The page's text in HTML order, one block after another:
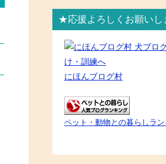
★応援よろしくお願いし
にほんブログ村
ペット・動物との暮らしラ